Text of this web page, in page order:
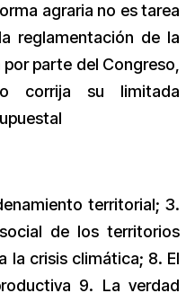
agraria no es tarea
reglamentación de la
parte del Congreso,
corrija su limitada
territorial; 3.
de los territorios
la crisis climática; 8. El
9. La verdad